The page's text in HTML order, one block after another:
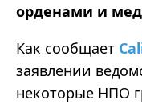
орденами и
Как сообщает
заявлении
некоторые НПО